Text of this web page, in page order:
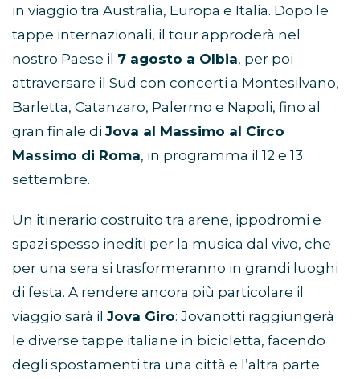
in viaggio tra Australia, Europa e Italia. Dopo le
tappe internazionali, il tour approderà nel
nostro Paese il 7 agosto a Olbia, per poi
attraversare il Sud con concerti a Montesilvano,
Barletta, Catanzaro, Palermo e Napoli, fino al
gran finale di Jova al Massimo al Circo
Massimo di Roma, in programma il 12 e 13
settembre.
Un itinerario costruito tra arene, ippodromi e
spazi spesso inediti per la musica dal vivo, che
per una sera si trasformeranno in grandi luoghi
di festa. A rendere ancora più particolare il
viaggio sarà il Jova Giro: Jovanotti raggiungerà
le diverse tappe italiane in bicicletta, facendo
degli spostamenti tra una città e l’altra parte